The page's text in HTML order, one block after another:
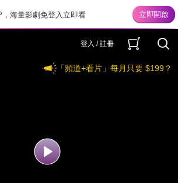
海量影劇免登入立即看
登入 / 註冊
「頻道+看片」每月只要 $199？